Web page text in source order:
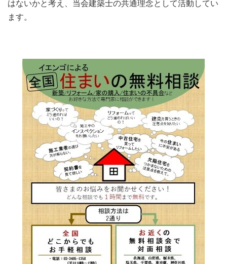
はないかと考え、当会建築士の共通理念として活動してい
ます。